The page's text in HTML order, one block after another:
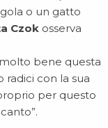
o un gatto
Czok osserva
bene questa
radici con la sua
per questo